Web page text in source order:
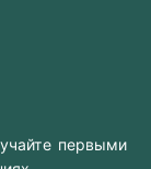
первыми